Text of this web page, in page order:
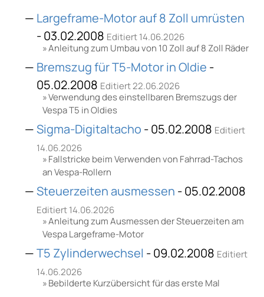
Largeframe-Motor auf 8 Zoll umrüsten
- 03.02.2008 Editiert 14.06.2026
Anleitung zum Umbau von 10 Zoll auf 8 Zoll Räder
Bremszug für T5-Motor in Oldie -
05.02.2008 Editiert 22.06.2026
Verwendung des einstellbaren Bremszugs der
Vespa T5 in Oldies
Sigma-Digitaltacho - 05.02.2008 Editiert
14.06.2026
Fallstricke beim Verwenden von Fahrrad-Tachos
an Vespa-Rollern
Steuerzeiten ausmessen - 05.02.2008
Editiert 14.06.2026
Anleitung zum Ausmessen der Steuerzeiten am
Vespa Largeframe-Motor
T5 Zylinderwechsel - 09.02.2008 Editiert
14.06.2026
Bebilderte Kurzübersicht für das erste Mal